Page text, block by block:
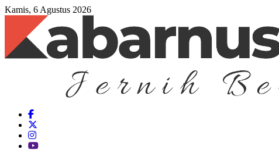
Kamis, 6 Agustus 2026